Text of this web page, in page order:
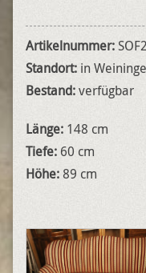
Artikelnummer:
Standort: in
Bestand:verfügbar
Länge: 148 cm
Tiefe: 60 cm
Höhe: 89 cm